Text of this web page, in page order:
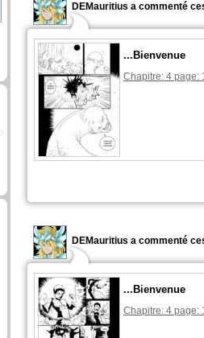
DEMauritius a commenté
...Bienvenue
Chapitre: 4 page:
DEMauritius a commenté
...Bienvenue
Chapitre: 4 page: